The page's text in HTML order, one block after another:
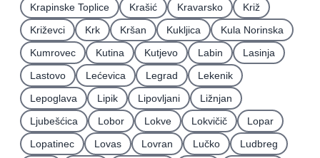
Krapinske Toplice
Krašić Kravarsko
Križ
Križevci
Krk Kršan Kukljica
Kula Norinska
Kumrovec
Kutina Kutjevo Labin
Lasinja
Lastovo
Lećevica Legrad
Lekenik
Lepoglava
Lipik Lipovljani
Ližnjan
Ljubešćica
Lobor Lokve Lokvičič
Lopar
Lopatinec
Lovas Lovran Lučko
Ludbreg